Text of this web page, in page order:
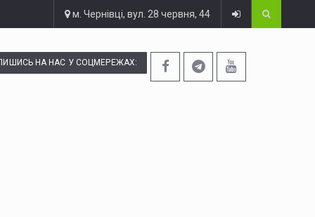
м. Чернівці, вул. 28 червня, 44
НА НАС У СОЦМЕРЕЖАХ: